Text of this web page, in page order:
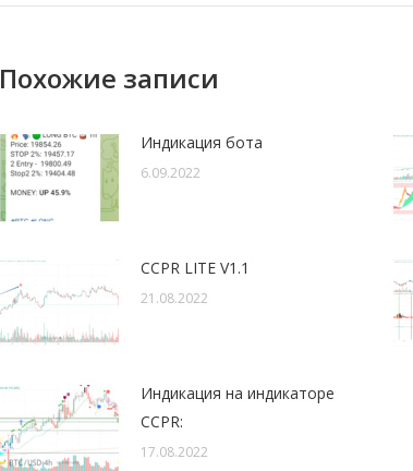
Похожие записи
Индикация бота
6.09.2022
CCPR LITE V1.1
21.08.2022
Индикация на индикаторе
CCPR:
17.08.2022